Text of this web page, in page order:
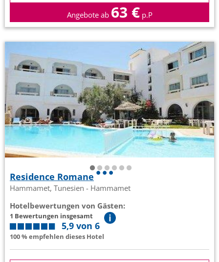
Angebote ab 63 € p.P
Residence Romane
Hammamet, Tunesien - Hammamet
Hotelbewertungen von Gästen:
1 Bewertungen insgesamt
5,9 von 6
100 % empfehlen dieses Hotel